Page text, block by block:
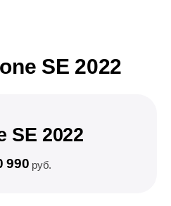
SE 2022
SE 2022
990 руб.